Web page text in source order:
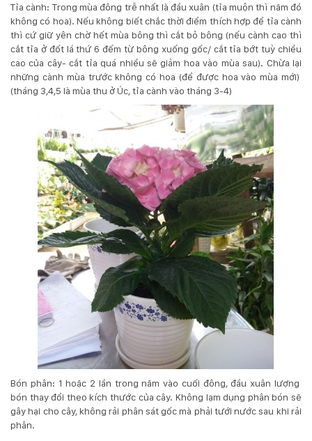
Tỉa cành: Trong mùa đông trễ nhất là đầu xuân (tỉa muộn thì năm đó
không có hoa). Nếu không biết chắc thời điểm thích hợp để tỉa cành
thì cứ giữ yên chờ hết mùa bông thì cắt bỏ bông (nếu cành cao thì
cắt tỉa ở đốt lá thứ 6 đếm từ bông xuống gốc/ cắt tỉa bớt tuỳ chiều
cao của cây- cắt tỉa quá nhiều sẽ giảm hoa vào mùa sau). Chừa lại
những cành mùa trước không có hoa (để được hoa vào mùa mới)
(tháng 3,4,5 là mùa thu ở Úc, tỉa cành vào tháng 3-4)
Bón phân: 1 hoặc 2 lần trong năm vào cuối đông, đầu xuân lượng
bón thay đổi theo kích thước của cây. Không lạm dụng phân bón sẽ
gây hại cho cây, không rải phân sát gốc mà phải tưới nước sau khi rải
phân.